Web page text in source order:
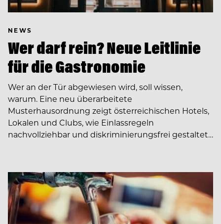
NEWS
Wer darf rein? Neue Leitlinie
für die Gastronomie
Wer an der Tür abgewiesen wird, soll wissen,
warum. Eine neu überarbeitete
Musterhausordnung zeigt österreichischen Hotels,
Lokalen und Clubs, wie Einlassregeln
nachvollziehbar und diskriminierungsfrei gestaltet…